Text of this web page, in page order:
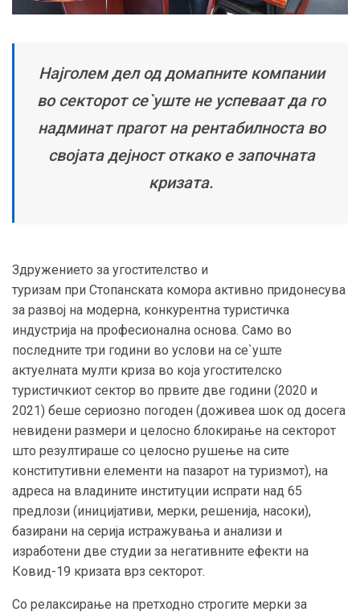
Најголем дел од домапните компании
во секторот се`уште не успеваат да го
надминат прагот на рентабилноста во
својата дејност откако е започната
кризата.
Здружението за угостителство и
туризам при Стопанската комора активно придонесува
за развој на модерна, конкурентна туристичка
индустрија на професионална основа. Само во
последните три години во услови на се`уште
актуелната мулти криза во која угостителско
туристичкиот сектор во првите две години (2020 и
2021) беше сериозно погоден (доживеа шок од досега
невидени размери и целосно блокирање на секторот
што резултираше со целосно рушење на сите
конститутивни елементи на пазарот на туризмот), на
адреса на владините институции испрати над 65
предлози (иницијативи, мерки, решенија, насоки),
базирани на серија истражувања и анализи и
изработени две студии за негативните ефекти на
Ковид-19 кризата врз секторот.
Со релаксирање на претходно строгите мерки за